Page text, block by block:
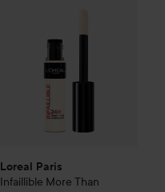
Loreal Paris
Infaillible More Than